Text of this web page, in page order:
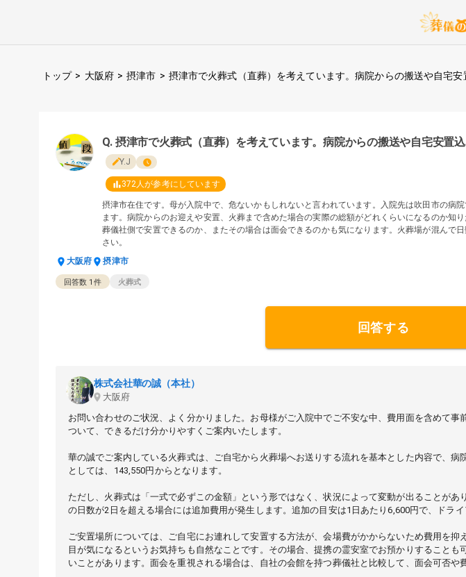
トップ > 大阪府 > 摂津市 > 摂津市で火葬式（直葬）を考えています。病院からの搬送や自宅
摂津市で火葬式（直葬）を考えています。病院からの搬送や自宅安置
Y.J
372人が参考にしています
摂津市在住です。母が入院中で、危ないかもしれないと言われています。入院先は吹田市の病
ます。病院からのお迎えや安置、火葬まで含めた場合の実際の総額がどれくらいになるのか知
葬儀社側で安置できるのか、またその場合は面会できるのかも気になります。火葬場が混んで
さい。
大阪府
摂津市
回答数 1 件 火葬式
回答する
株式会社華の誠（本社）
大阪府
お問い合わせのご状況、よく分かりました。お母様がご入院中でご不安な中、費用面を含めて
ついて、できるだけ分かりやすくご案内いたします。
華の誠でご案内している火葬式は、ご自宅から火葬場へお送りする流れを基本とした内容で、
としては、143,550円からとなります。
ただし、火葬式は「一式で必ずこの金額」という形ではなく、状況によって変動が出ることが
の日数が2日を超える場合には追加費用が発生します。追加の目安は1日あたり6,600円で、ドラ
ご安置場所については、ご自宅にお連れして安置する方法が、会場費がかからないため費用を
目が気になるというお気持ちも自然なことです。その場合、提携の霊安室でお預かりすること
いことがあります。面会を重視される場合は、自社の会館を持つ葬儀社と比較して、面会可否や